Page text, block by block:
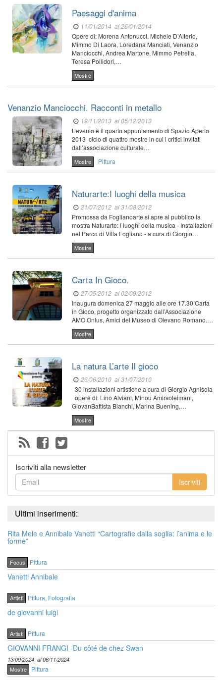
Paesaggi d'anima
11/01/2014 al 26/01/2014
Opere di: Morena Antonucci, Michele D’Alterio,
Mimmo Di Laora, Loredana Manciati, Venanzio
Manciocchi, Andrea Martone, Mimmo Petrella,
Teresa Pollidori,…
Mostre
Venanzio Manciocchi. Racconti in metallo
19/11/2013 al 05/12/2013
L’evento è il quarto appuntamento di Spazio Aperto
2013 ciclo di quattro mostre in cui i critici invitati
dall’associazione culturale…
Mostre Pittura
Naturarte:I luoghi della musica
21/07/2012 al 31/08/2012
Promossa da Foglianoarte si apre al pubblico la
mostra Naturarte: i luoghi della musica - Installazioni
nel Parco di Villa Fogliano - a cura di Giorgio…
Mostre
Carta In Gioco.
27/05/2012 al 02/09/2012
Inaugura domenica 27 maggio alle ore 17.30 Carta
in Gioco, progetto organizzato dall’Associazione
AMO Onlus, Amici del Museo di Olevano Romano.…
Mostre
La natura L’arte Il gioco
26/06/2010 al 31/07/2010
30 installazioni artistiche a cura di Giorgio Agnisola
opere di: Lino Alviani, Minou Amirsoleimani,
GiovanBattista Bianchi, Marina Buening,…
Mostre
Iscriviti alla newsletter
Iscriviti
Ultimi inserimenti:
Rita Mele e Annibale Vanetti “Cartografie dalla soglia: l’anima e le
forme”
Focus Pittura
Vanetti Annibale
Artisti Pittura, Fotografia
de giovanni luigi
Artisti Pittura
GIOVANNI FRANGI -Du côté de chez Swan
13/09/2024 al 06/11/2024
Mostre Pittura